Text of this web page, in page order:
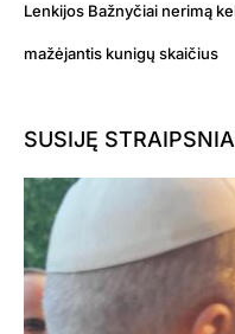
Lenkijos Bažnyčiai nerimą
mažėjantis kunigų skaičius
SUSIJĘ